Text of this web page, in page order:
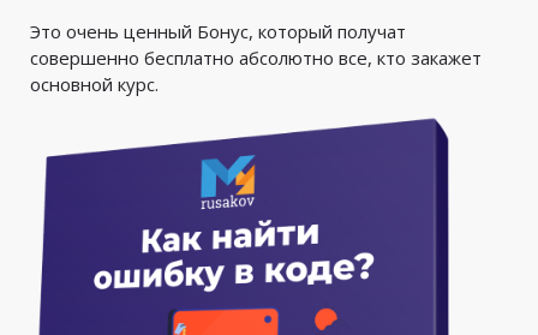
Это очень ценный Бонус, который получат
совершенно бесплатно абсолютно все, кто закажет
основной курс.